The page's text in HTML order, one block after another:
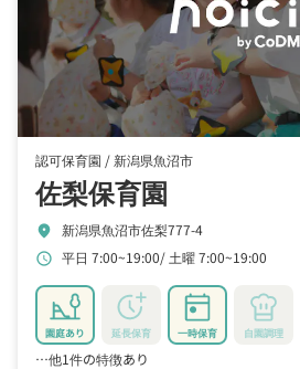
認可保育園 /新潟県魚沼市
佐梨保育園
location_on 新潟県魚沼市佐梨777-4
schedule 平日 7:00~19:00 土曜 7:00~19:00
園庭あり 延長保育 一時保育 自園調理
…他1件の特徴あり